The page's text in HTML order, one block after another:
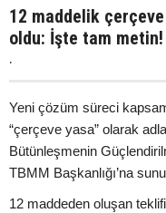
12 maddelik
oldu: İşte tam metin!
.
Yeni çözüm süreci
“çerçeve yasa” olarak
Bütünleşmenin
TBMM Başkanlığı’na
12 maddeden oluşan